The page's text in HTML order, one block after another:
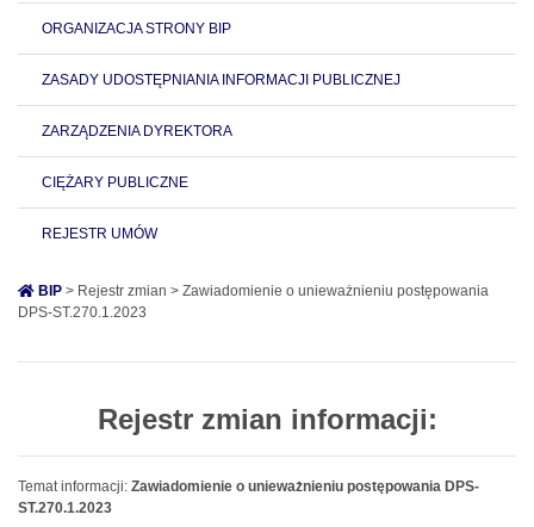
ORGANIZACJA STRONY BIP
ZASADY UDOSTĘPNIANIA INFORMACJI PUBLICZNEJ
ZARZĄDZENIA DYREKTORA
CIĘŻARY PUBLICZNE
REJESTR UMÓW
BIP > Rejestr zmian > Zawiadomienie o unieważnieniu postępowania
DPS-ST.270.1.2023
Rejestr zmian informacji:
Temat informacji: Zawiadomienie o unieważnieniu postępowania DPS-
ST.270.1.2023